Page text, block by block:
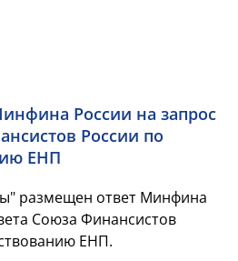
России на запрос
России по
ЕНП
размещен ответ Минфина
Союза Финансистов
ЕНП.